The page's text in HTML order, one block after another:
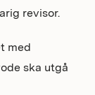
revisor.
med
ska utgå